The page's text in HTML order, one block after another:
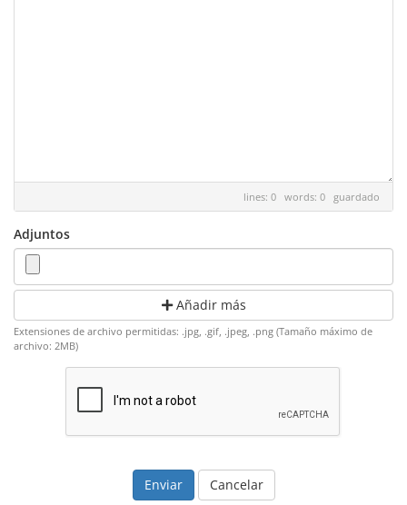
lines: 0 words: 0 guardado
Adjuntos
Añadir más
Extensiones de archivo permitidas: .jpg, .gif, .jpeg, .png (Tamaño máximo de
archivo: 2MB)
Cancelar